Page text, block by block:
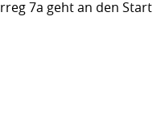
7a geht an den Start